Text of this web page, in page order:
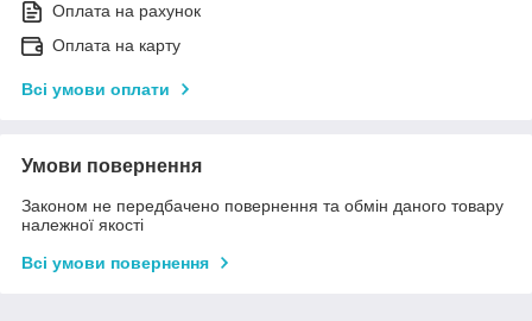
Оплата на рахунок
Оплата на карту
Всі умови оплати
Умови повернення
Законом не передбачено повернення та обмін даного товару
належної якості
Всі умови повернення